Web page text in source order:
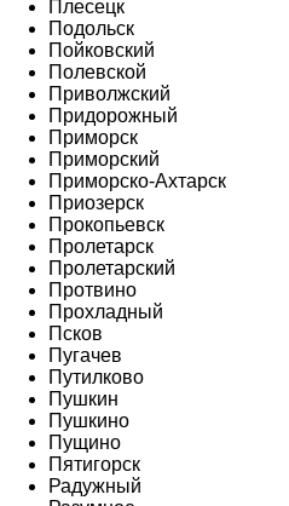
Плесецк
Подольск
Пойковский
Полевской
Приволжский
Придорожный
Приморск
Приморский
Приморско-Ахтарск
Приозерск
Прокопьевск
Пролетарск
Пролетарский
Протвино
Прохладный
Псков
Пугачев
Путилково
Пушкин
Пушкино
Пущино
Пятигорск
Радужный